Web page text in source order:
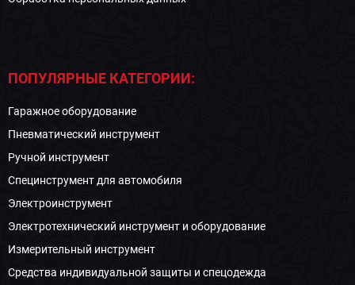
ПОПУЛЯРНЫЕ КАТЕГОРИИ:
Гаражное оборудование
Пневматический инструмент
Ручной инструмент
Специнструмент для автомобиля
Электроинструмент
Электротехнический инструмент и оборудование
Измерительный инструмент
Средства индивидуальной защиты и спецодежда